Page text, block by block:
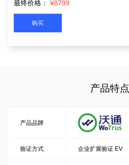
最终价格：
¥8799
购买
产品特点
产品品牌
验证方式 企业扩展验证 EV